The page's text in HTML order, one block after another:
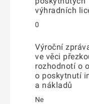
výhradních
0
Výroční
ve věci
rozhodnotí o
o poskytnutí
a nákladů
Ne